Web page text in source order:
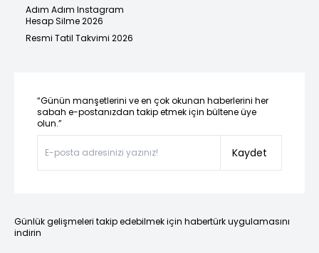
Adım Adım Instagram
Hesap Silme 2026
Resmi Tatil Takvimi 2026
“Günün manşetlerini ve en çok okunan haberlerini her
sabah e-postanızdan takip etmek için bültene üye
olun.”
Kaydet
Günlük gelişmeleri takip edebilmek için habertürk uygulamasını
indirin